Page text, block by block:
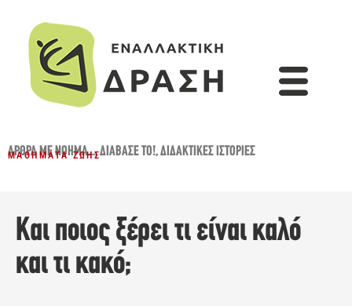
ΆΡΘΡΑ ΜΕ ΝΌΗΜΑ...,ΔΙΆΒΑΣΈ ΤΟ!,ΔΙΔΑΚΤΙΚΈΣ ΙΣΤΟΡΊΕΣ
ΜΑΘΉΜΑΤΑ ΖΩΉΣ
Και ποιος ξέρει τι είναι καλό
και τι κακό;